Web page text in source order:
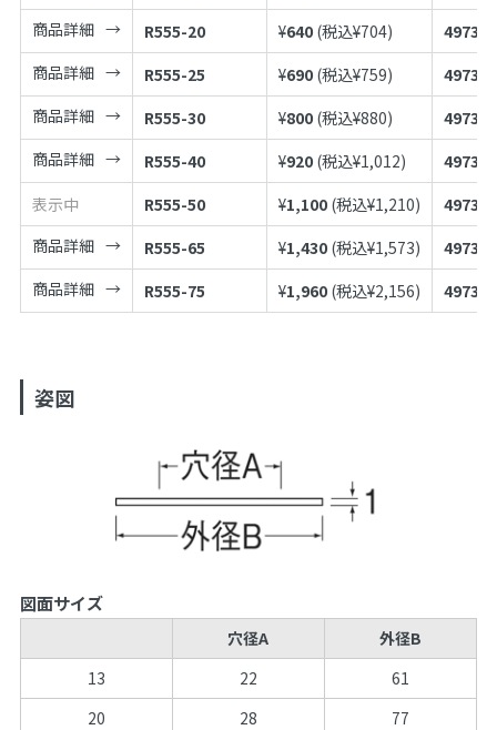
商品詳細
R555-20 ¥640 (税込¥704)
商品詳細
R555-25 ¥690 (税込¥759)
商品詳細
R555-30 ¥800 (税込¥880)
商品詳細
R555-40 ¥920 (税込¥1,012)
表示中
R555-50 ¥1,100 (税込¥1,210)
商品詳細
R555-65 ¥1,430 (税込¥1,573)
商品詳細
R555-75 ¥1,960 (税込¥2,156)
姿図
図面サイズ
穴径A
外径B
13
22
61
20
28
77